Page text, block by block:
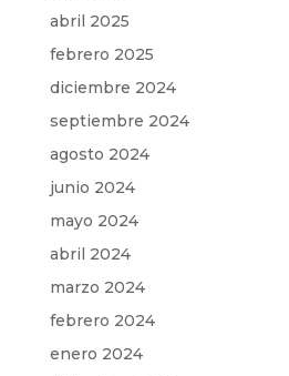
abril 2025
febrero 2025
diciembre 2024
septiembre 2024
agosto 2024
junio 2024
mayo 2024
abril 2024
marzo 2024
febrero 2024
enero 2024